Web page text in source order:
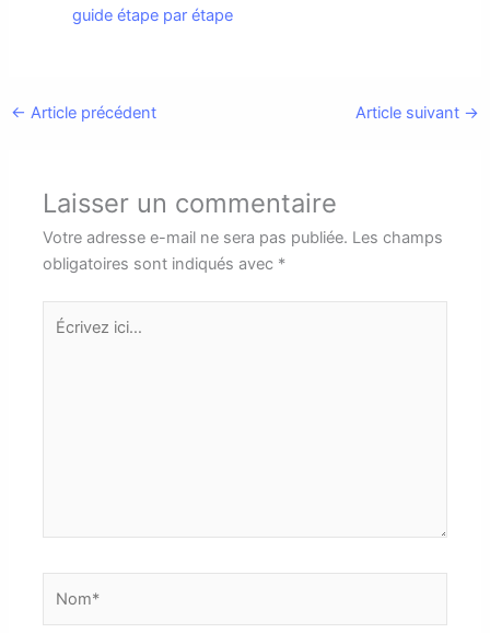
guide étape par étape
← Article précédent Article suivant →
Laisser un commentaire
Votre adresse e-mail ne sera pas publiée. Les champs
obligatoires sont indiqués avec *
Écrivez